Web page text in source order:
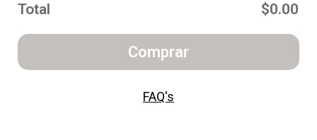
Total $0.00
Comprar
FAQ's